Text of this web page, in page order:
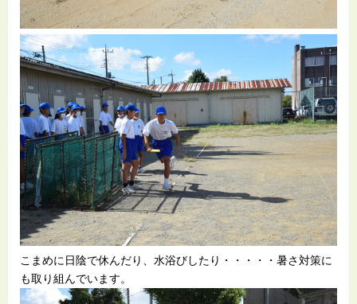
こまめに日陰で休んだり、水浴びしたり・・・・・暑さ対策に
も取り組んでいます。